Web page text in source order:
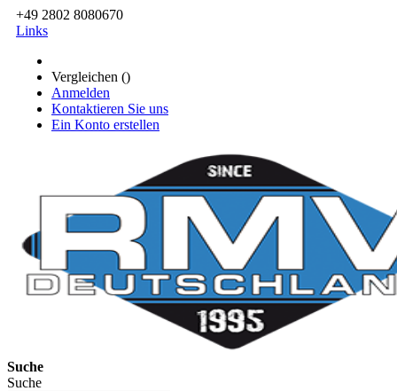
+49 2802 8080670
Links
Vergleichen ()
Anmelden
Kontaktieren Sie uns
Ein Konto erstellen
Suche
Suche